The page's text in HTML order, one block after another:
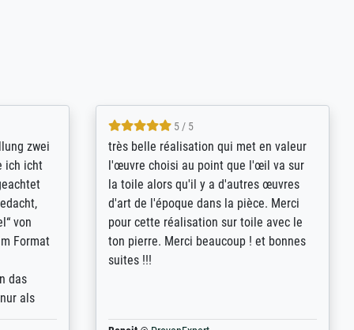
to
the best
by the
and
in that
5 / 5
eine große Auswahl an Bildern und
deren Reproduktionsmöglichkeiten;
wurde sehr gut durch die einzelnen
Bestellkriterien geführt, verständliche
Erklärungen, z.B. mit Bilddarstellungen,
werde auf jeden Fall meine guten
Erfahrungen weitergeben.